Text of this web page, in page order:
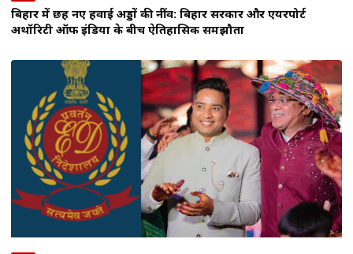
बिहार में छह नए हवाई अड्डों की नींव: बिहार सरकार और एयरपोर्ट
अथॉरिटी ऑफ इंडिया के बीच ऐतिहासिक समझौता